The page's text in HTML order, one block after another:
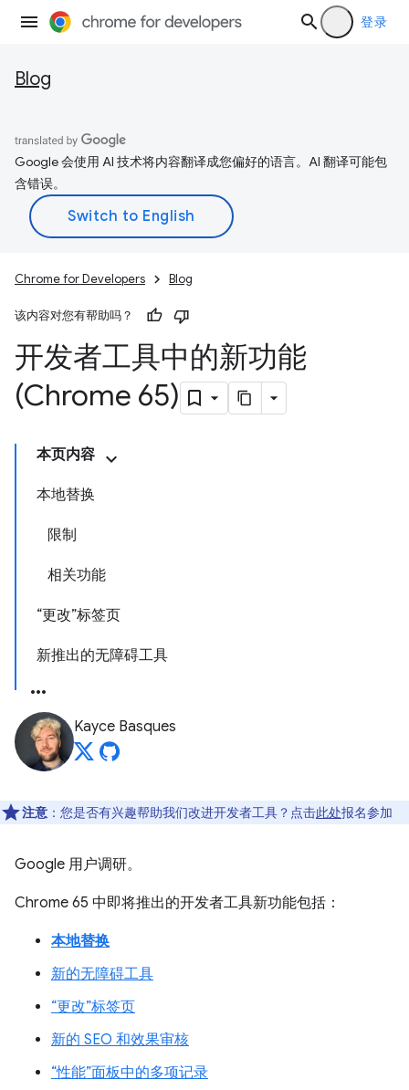
登录
Blog
Google 会使用 AI 技术将内容翻译成您偏好的语言。AI 翻译可能包
含错误。
Chrome for Developers Blog
该内容对您有帮助吗？
开发者工具中的新功能
(Chrome 65)
本页内容
本地替换
限制
相关功能
“更改”标签页
新推出的无障碍工具
Kayce Basques
注意 ：您是否有兴趣帮助我们改进开发者工具？点击此处报名参加
Google 用户调研。
Chrome 65 中即将推出的开发者工具新功能包括：
本地替换
新的无障碍工具
“更改”标签页
新的 SEO 和效果审核
“性能”面板中的多项记录